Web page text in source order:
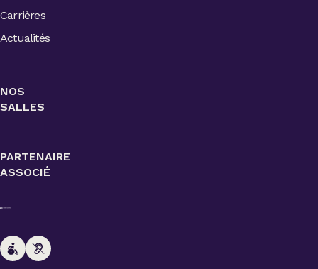
Carrières
Actualités
NOS
SALLES
PARTENAIRE
ASSOCIÉ